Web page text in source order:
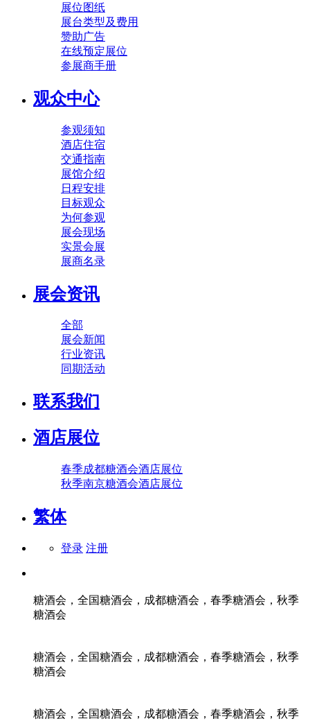
展位图纸
展台类型及费用
赞助广告
在线预定展位
参展商手册
观众中心
参观须知
酒店住宿
交通指南
展馆介绍
日程安排
目标观众
为何参观
展会现场
实景会展
展商名录
展会资讯
全部
展会新闻
行业资讯
同期活动
联系我们
酒店展位
春季成都糖酒会酒店展位
秋季南京糖酒会酒店展位
繁体
登录 注册
糖酒会，全国糖酒会，成都糖酒会，春季糖酒会，秋季
糖酒会
糖酒会，全国糖酒会，成都糖酒会，春季糖酒会，秋季
糖酒会
糖酒会，全国糖酒会，成都糖酒会，春季糖酒会，秋季